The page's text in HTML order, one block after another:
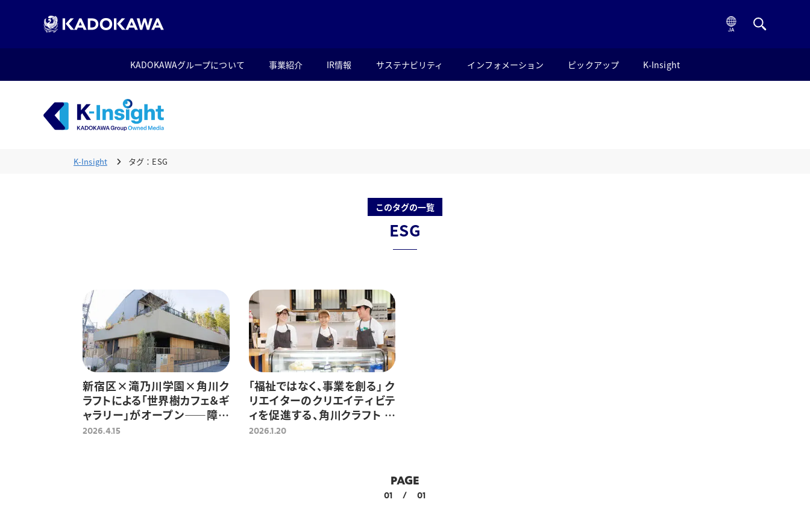
KADOKAWAグループについて 事業紹介 IR情報 サステナビリティ インフォメーション ピックアップ K-Insight
K-Insight タグ：ESG
このタグの一覧
ESG
新宿区×滝乃川学園×角川ク
ラフトによる「世界樹カフェ＆ギ
ャラリー」がオープン――障が
いのある方が活躍し、地域とつ
2026.4.15
「福祉ではなく、事業を創る」 ク
リエイターのクリエイティビテ
ィを促進する、角川クラフト コ
ーヒー事業の魅力
2026.1.20
PAGE
01 / 01